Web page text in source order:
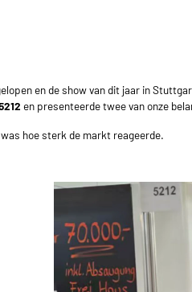
en de show van dit jaar in
en presenteerde twee van onze
hoe sterk de markt reageerde.